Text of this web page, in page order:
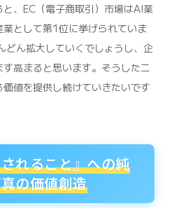
と、EC（電子商取引）市場はAI業
として第1位に挙げられていま
どん拡大していくでしょうし、企
高まると思います。そうしたニ
値を提供し続けていきたいです
れること』への純
の価値創造